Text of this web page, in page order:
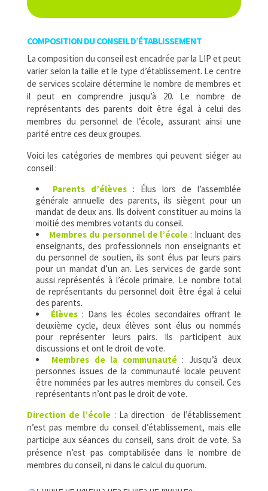
COMPOSITION DU CONSEIL D’ÉTABLISSEMENT
La composition du conseil est encadrée par la LIP et peut
varier selon la taille et le type d’établissement. Le centre
de services scolaire détermine le nombre de membres et
il peut en comprendre jusqu’à 20. Le nombre de
représentants des parents doit être égal à celui des
membres du personnel de l’école, assurant ainsi une
parité entre ces deux groupes.
Voici les catégories de membres qui peuvent siéger au
conseil :
Parents d’élèves: Élus lors de l’assemblée
générale annuelle des parents, ils siègent pour un
mandat de deux ans. Ils doivent constituer au moins la
moitié des membres votants du conseil.
Membres du personnel de l’école : Incluant des
enseignants, des professionnels non enseignants et
du personnel de soutien, ils sont élus par leurs pairs
pour un mandat d’un an. Les services de garde sont
aussi représentés à l’école primaire. Le nombre total
de représentants du personnel doit être égal à celui
des parents.
Élèves: Dans les écoles secondaires offrant le
deuxième cycle, deux élèves sont élus ou nommés
pour représenter leurs pairs. Ils participent aux
discussions et ont le droit de vote.
Membres de la communauté: Jusqu’à deux
personnes issues de la communauté locale peuvent
être nommées par les autres membres du conseil. Ces
représentants n’ont pas le droit de vote.
Direction de l’école : La direction de l’établissement
n’est pas membre du conseil d’établissement, mais elle
participe aux séances du conseil, sans droit de vote. Sa
présence n’est pas comptabilisée dans le nombre de
membres du conseil, ni dans le calcul du quorum.